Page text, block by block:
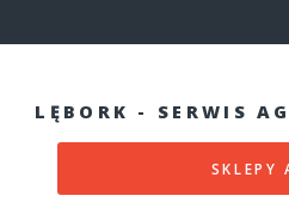
LĘBORK - SERWIS
SKLEPY